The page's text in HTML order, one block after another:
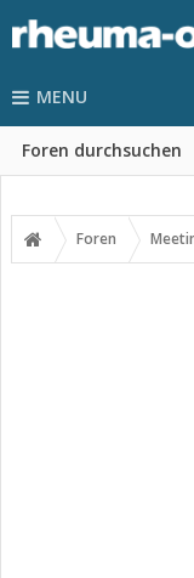
MENU
Foren durchsuchen
Foren